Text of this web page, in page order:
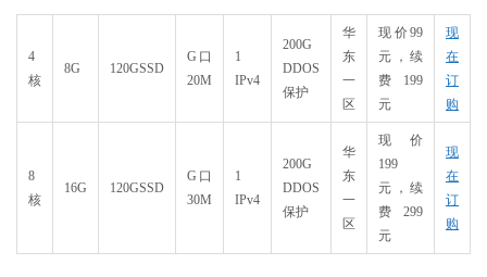
4
核
8G 120GSSD
G口
20M
1
IPv4
200G
DDOS
保护
华
东
一
区
现价99
元，续
费199
元
现
在
订
购
8
核
16G 120GSSD
G口
30M
1
IPv4
200G
DDOS
保护
华
东
一
区
现价
199
元，续
费299
元
现
在
订
购